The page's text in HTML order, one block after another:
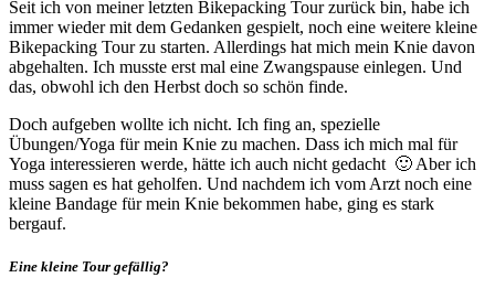
Seit ich von meiner letzten Bikepacking Tour zurück bin, habe ich
immer wieder mit dem Gedanken gespielt, noch eine weitere kleine
Bikepacking Tour zu starten. Allerdings hat mich mein Knie davon
abgehalten. Ich musste erst mal eine Zwangspause einlegen. Und
das, obwohl ich den Herbst doch so schön finde.
Doch aufgeben wollte ich nicht. Ich fing an, spezielle
Übungen/Yoga für mein Knie zu machen. Dass ich mich mal für
Yoga interessieren werde, hätte ich auch nicht gedacht 🙂 Aber ich
muss sagen es hat geholfen. Und nachdem ich vom Arzt noch eine
kleine Bandage für mein Knie bekommen habe, ging es stark
bergauf.
Eine kleine Tour gefällig?